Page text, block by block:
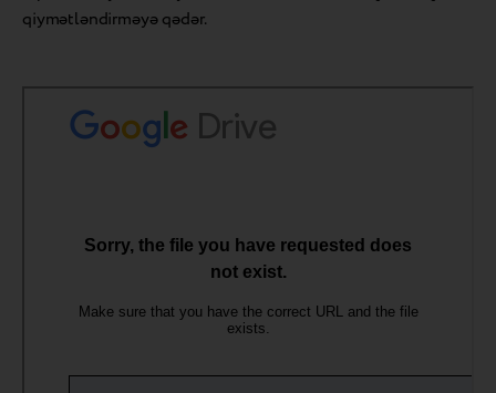
qiymətləndirməyə qədər.